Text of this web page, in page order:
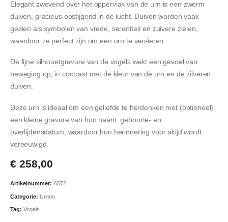
Elegant zwevend over het oppervlak van de urn is een zwerm
duiven, gracieus opstijgend in de lucht. Duiven worden vaak
gezien als symbolen van vrede, sereniteit en zuivere zielen,
waardoor ze perfect zijn om een urn te versieren.
De fijne silhouetgravure van de vogels wekt een gevoel van
beweging op, in contrast met de kleur van de urn en de zilveren
duiven.
Deze urn is ideaal om een geliefde te herdenken met (optioneel)
een kleine gravure van hun naam, geboorte- en
overlijdensdatum, waardoor hun herinnering voor altijd wordt
vereeuwigd.
€ 258,00
Artikelnummer: A572
Categorie: Urnen
Tag: Vogels